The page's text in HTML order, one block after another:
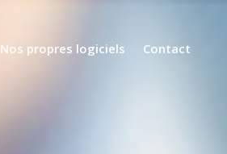
Nos propres logiciels Contact